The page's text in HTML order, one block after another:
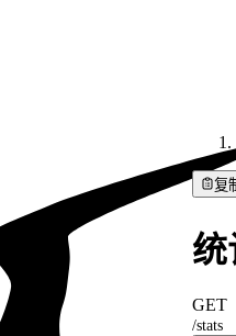
复
统
GET
/stats